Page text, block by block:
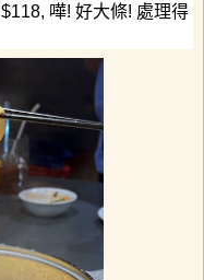
$118, 嘩! 好大條! 處理得